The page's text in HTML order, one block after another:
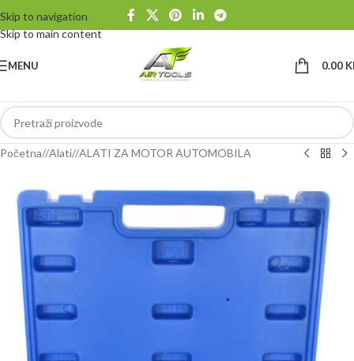
Skip to navigation
Skip to main content
MENU 0.00
Početna/ Alati/ ALATI ZA MOTOR AUTOMOBILA